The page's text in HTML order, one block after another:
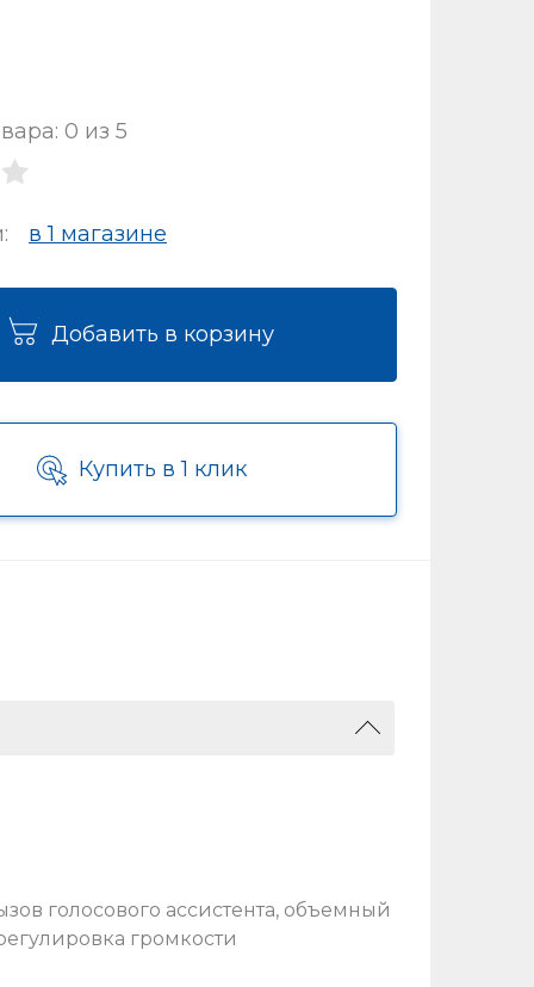
0 из 5
в 1 магазинe
Добавить в корзину
Купить в 1 клик
голосового ассистента, объемный
громкости